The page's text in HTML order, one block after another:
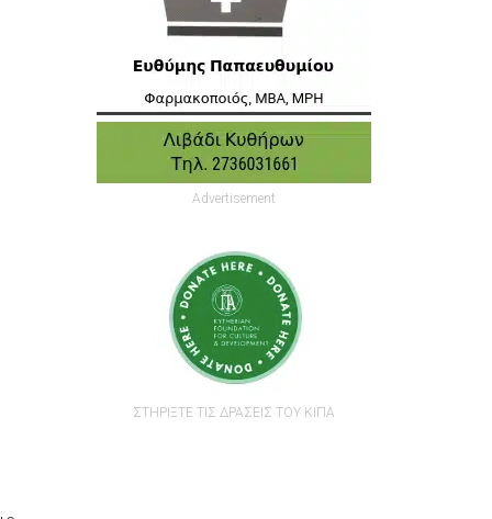
Advertisement
ΣΤΗΡΙΞΤΕ ΤΙΣ ΔΡΑΣΕΙΣ ΤΟΥ ΚΙΠΑ